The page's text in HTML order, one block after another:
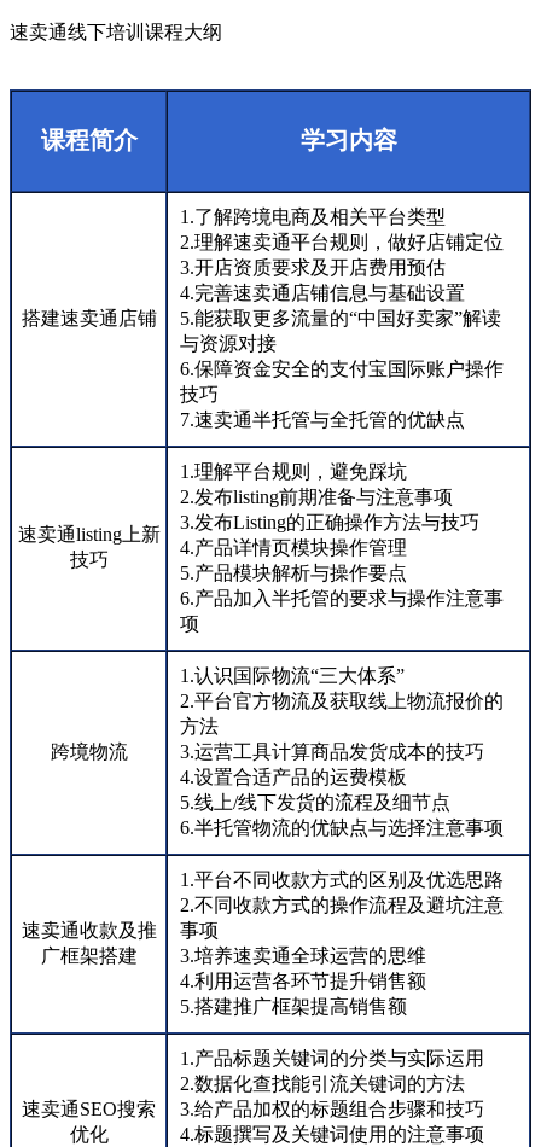
速卖通线下培训课程大纲
课程简介 学习内容
搭建速卖通店铺
1.了解跨境电商及相关平台类型
2.理解速卖通平台规则，做好店铺定位
3.开店资质要求及开店费用预估
4.完善速卖通店铺信息与基础设置
5.能获取更多流量的“中国好卖家”解读
与资源对接
6.保障资金安全的支付宝国际账户操作
技巧
7.速卖通半托管与全托管的优缺点
速卖通listing上新
技巧
1.理解平台规则，避免踩坑
2.发布listing前期准备与注意事项
3.发布Listing的正确操作方法与技巧
4.产品详情页模块操作管理
5.产品模块解析与操作要点
6.产品加入半托管的要求与操作注意事
项
跨境物流
1.认识国际物流“三大体系”
2.平台官方物流及获取线上物流报价的
方法
3.运营工具计算商品发货成本的技巧
4.设置合适产品的运费模板
5.线上/线下发货的流程及细节点
6.半托管物流的优缺点与选择注意事项
速卖通收款及推
广框架搭建
1.平台不同收款方式的区别及优选思路
2.不同收款方式的操作流程及避坑注意
事项
3.培养速卖通全球运营的思维
4.利用运营各环节提升销售额
5.搭建推广框架提高销售额
速卖通SEO搜索
优化
1.产品标题关键词的分类与实际运用
2.数据化查找能引流关键词的方法
3.给产品加权的标题组合步骤和技巧
4.标题撰写及关键词使用的注意事项